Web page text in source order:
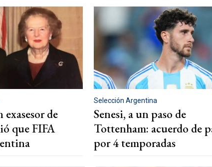
de
que FIFA
Selección Argentina
Senesi, a un paso de
Tottenham: acuerdo de
por 4 temporadas